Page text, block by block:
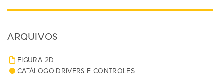
ARQUIVOS
FIGURA 2D
CATÁLOGO DRIVERS E CONTROLES